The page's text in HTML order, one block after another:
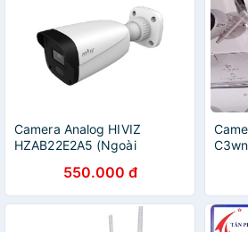
Camera Analog HIVIZ
HZAB22E2A5 (Ngoài
550.000 đ